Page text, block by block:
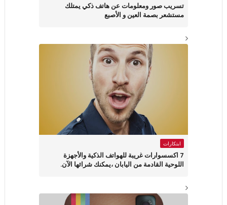
تسريب صور ومعلومات عن هاتف ذكي يمتلك
مستشعر بصمة العين و الأصبع
ابتكارات
7 اكسسوارات غريبة للهواتف الذكية والأجهزة
اللوحية القادمة من اليابان ،يمكنك شرائها الآن.